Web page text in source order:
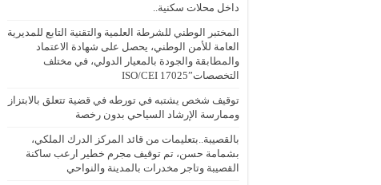
داخل محلات سكنية..
المختبر الوطني للشرطة العلمية والتقنية التابع للمديرية
العامة للأمن الوطني، يحصل على شهادة الاعتماد
والمطابقة والجودة بالمعيار الدولي، في مختلف
التخصصات”ISO/CEI 17025
توقيف شخص يشتبه في تورطه في قضية تتعلق بالابتزاز
وممارسة الإرشاد السياحي بدون رخصة
بالقصيبة..بتعليمات من قائد المركز الدرك الملكي،
بشمامة حسن، تم توقيف مجرم خطير ارعب ساكنة
القصيبة وتاجر مخدرات بالمدينة والنواحي